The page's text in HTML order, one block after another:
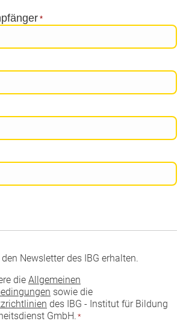
*
Newsletter des IBG erhalten.
die Allgemeinen
sowie die
des IBG - Institut für Bildung
GmbH. *